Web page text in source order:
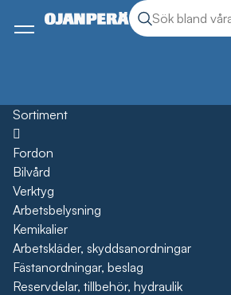
Sök produkter
Sök
Meny
Sortiment
Öppna
Fordon
Bilvård
Verktyg
Arbetsbelysning
Kemikalier
Arbetskläder, skyddsanordningar
Fästanordningar, beslag
Reservdelar, tillbehör, hydraulik